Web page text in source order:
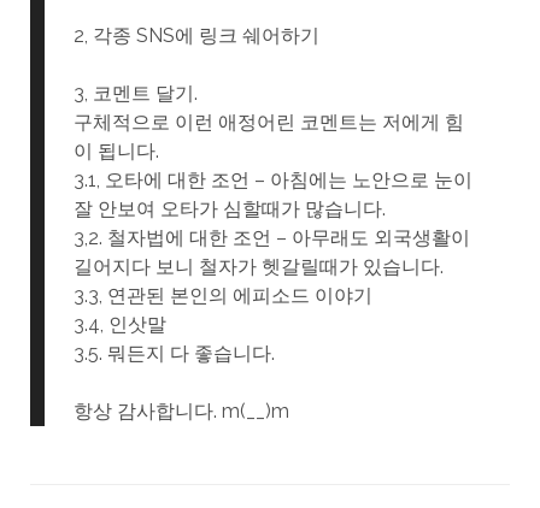
2, 각종 SNS에 링크 쉐어하기
3, 코멘트 달기.
구체적으로 이런 애정어린 코멘트는 저에게 힘
이 됩니다.
3.1, 오타에 대한 조언 – 아침에는 노안으로 눈이
잘 안보여 오타가 심할때가 많습니다.
3,2. 철자법에 대한 조언 – 아무래도 외국생활이
길어지다 보니 철자가 헷갈릴때가 있습니다.
3.3, 연관된 본인의 에피소드 이야기
3.4, 인삿말
3.5. 뭐든지 다 좋습니다.
항상 감사합니다. m(__)m